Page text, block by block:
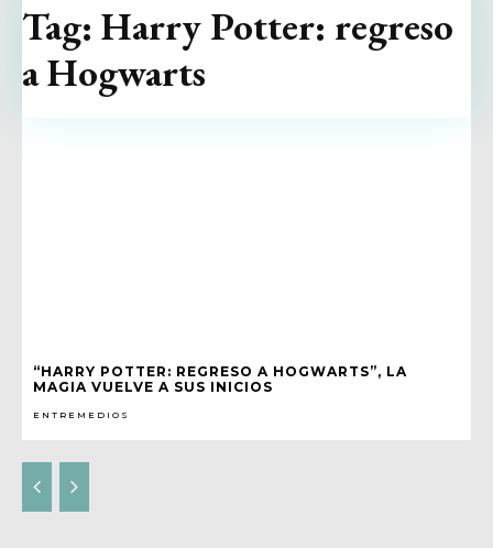
“HARRY POTTER: REGRESO A HOGWARTS”, LA
MAGIA VUELVE A SUS INICIOS
ENTREMEDIOS
Tag: Harry Potter: regreso
a Hogwarts